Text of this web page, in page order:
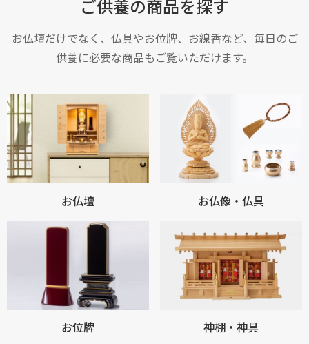
お買い物を続ける カートへ進む
ご供養の商品を探す
お仏壇だけでなく、仏具やお位牌、お線香など、毎日のご
供養に必要な商品もご覧いただけます。
お仏壇 お仏像・仏具
お位牌 神棚・神具